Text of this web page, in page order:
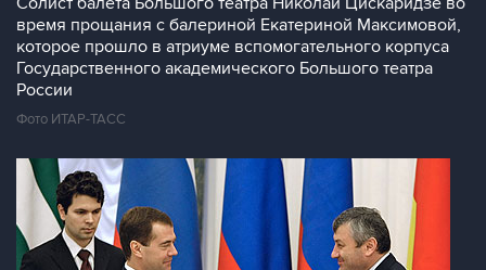
время прощания с балериной Екатериной Максимовой,
которое прошло в атриуме вспомогательного корпуса
Государственного академического Большого театра
России
Фото ИТАР-ТАСС